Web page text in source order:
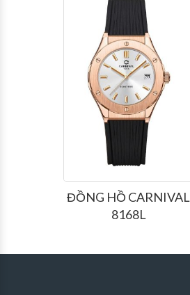
ĐỒNG HỒ CARNIVAL
8168L